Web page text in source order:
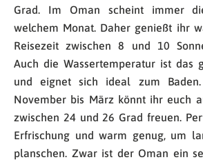
Grad. Im Oman scheint immer
welchem Monat. Daher genießt ihr
Reisezeit zwischen 8 und 10
Auch die Wassertemperatur ist das
und eignet sich ideal zum
November bis März könnt ihr euch
zwischen 24 und 26 Grad freuen.
Erfrischung und warm genug, um
planschen. Zwar ist der Oman ein